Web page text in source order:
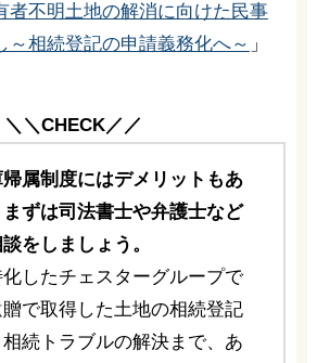
者不明土地の解消に向けた民事
～相続登記の申請義務化へ～ 」
＼＼CHECK／／
属制度にはデメリットもあ
ずは司法書士や弁護士など
をしましょう。
したチェスターグループで
で取得した土地の相続登記
続トラブルの解決まで、あ